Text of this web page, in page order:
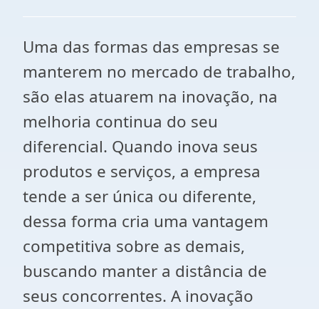
Uma das formas das empresas se
manterem no mercado de trabalho,
são elas atuarem na inovação, na
melhoria continua do seu
diferencial. Quando inova seus
produtos e serviços, a empresa
tende a ser única ou diferente,
dessa forma cria uma vantagem
competitiva sobre as demais,
buscando manter a distância de
seus concorrentes. A inovação